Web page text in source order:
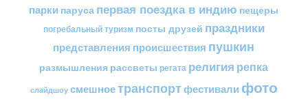
парки паруса первая поездка в индию пещеры
погребальный туризм посты друзей праздники
представления происшествия пушкин
размышления рассветы регата религия репка
слайдшоу смешноетранспортфестивали фото